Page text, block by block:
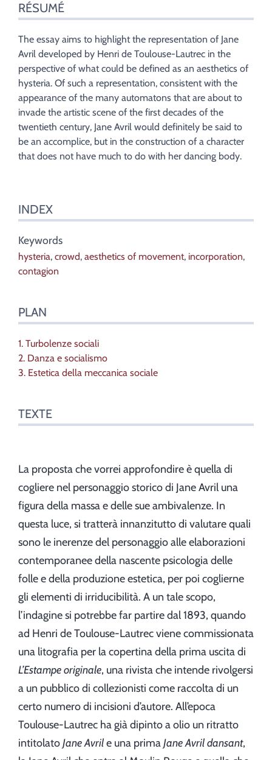
Index
Plan
Texte
Bibliographie
Citer cet article
Auteur
RÉSUMÉ
The essay aims to highlight the representation of Jane
Avril developed by Henri de Toulouse-Lautrec in the
perspective of what could be defined as an aesthetics of
hysteria. Of such a representation, consistent with the
appearance of the many automatons that are about to
invade the artistic scene of the first decades of the
twentieth century, Jane Avril would definitely be said to
be an accomplice, but in the construction of a character
that does not have much to do with her dancing body.
INDEX
Keywords
hysteria, crowd, aesthetics of movement, incorporation,
contagion
PLAN
1. Turbolenze sociali
2. Danza e socialismo
3. Estetica della meccanica sociale
TEXTE
La proposta che vorrei approfondire è quella di
cogliere nel personaggio storico di Jane Avril una
figura della massa e delle sue ambivalenze. In
questa luce, si tratterà innanzitutto di valutare quali
sono le inerenze del personaggio alle elaborazioni
contemporanee della nascente psicologia delle
folle e della produzione estetica, per poi coglierne
gli elementi di irriducibilità. A un tale scopo,
l’indagine si potrebbe far partire dal 1893, quando
ad Henri de Toulouse-Lautrec viene commissionata
una litografia per la copertina della prima uscita di
L’Estampe originale, una rivista che intende rivolgersi
a un pubblico di collezionisti come raccolta di un
certo numero di incisioni d’autore. All’epoca
Toulouse-Lautrec ha già dipinto a olio un ritratto
intitolatoJane Avrile una primaJane Avril dansant,